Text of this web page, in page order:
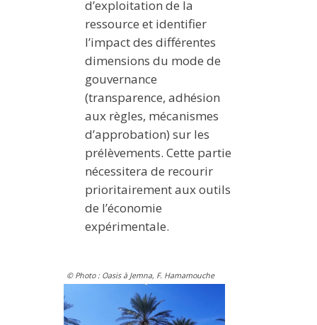
d’exploitation de la
ressource et identifier
l’impact des différentes
dimensions du mode de
gouvernance
(transparence, adhésion
aux règles, mécanismes
d’approbation) sur les
prélèvements. Cette partie
nécessitera de recourir
prioritairement aux outils
de l’économie
expérimentale.
© Photo : Oasis à Jemna, F. Hamamouche